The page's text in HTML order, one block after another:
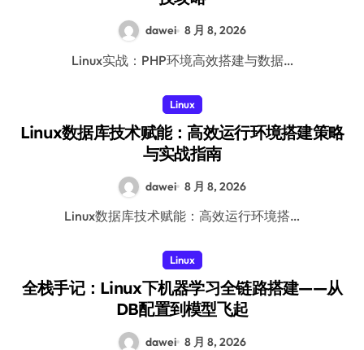
dawei 8 月 8, 2026
Linux实战：PHP环境高效搭建与数据…
Linux
Linux数据库技术赋能：高效运行环境搭建策略
与实战指南
dawei 8 月 8, 2026
Linux数据库技术赋能：高效运行环境搭…
Linux
全栈手记：Linux下机器学习全链路搭建——从
DB配置到模型飞起
dawei 8 月 8, 2026